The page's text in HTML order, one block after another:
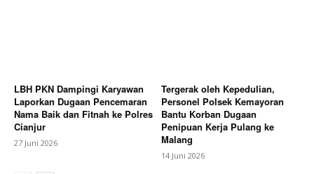
LBH PKN Dampingi Karyawan
Laporkan Dugaan Pencemaran
Nama Baik dan Fitnah ke Polres
Cianjur
27 Juni 2026
Tergerak oleh Kepedulian,
Personel Polsek Kemayoran
Bantu Korban Dugaan
Penipuan Kerja Pulang ke
Malang
14 Juni 2026